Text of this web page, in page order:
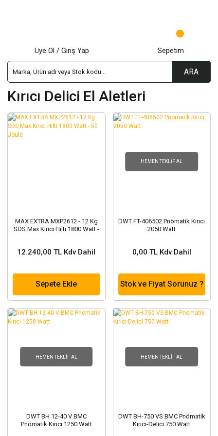
ARA
Üye Ol / Giriş Yap Sepetim
Kırıcı Delici El Aletleri
MAX EXTRA MXP2612 - 12 Kg
SDS Max Kırıcı Hilti 1800 Watt -
12.240,00 TL Kdv Dahil
Sepete Ekle
HEMEN TEKLIF AL
DWT FT-406502 Pnömatik Kırıcı
2050 Watt
0,00 TL Kdv Dahil
Stok ve Fiyat Sorunuz ?
HEMEN TEKLIF AL
DWT BH 12-40 V BMC
Pnömatik Kırıcı 1250 Watt
HEMEN TEKLIF AL
DWT BH-750 VS BMC Pnömatik
Kırıcı-Delici 750 Watt